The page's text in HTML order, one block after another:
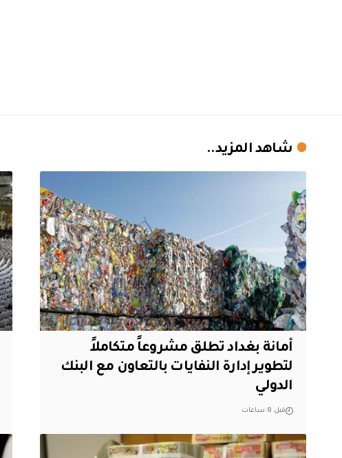
شاهد المزيد..
أمانة بغداد تطلق مشروعاً متكاملاً
لتطوير إدارة النفايات بالتعاون مع البنك
الدولي
قبل 8 ساعات